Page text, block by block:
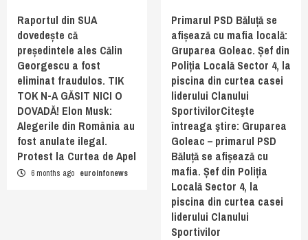
Raportul din SUA
dovedește că
președintele ales Călin
Georgescu a fost
eliminat fraudulos. TIK
TOK N-A GĂSIT NICI O
DOVADĂ! Elon Musk:
Alegerile din România au
fost anulate ilegal.
Protest la Curtea de Apel
6 months ago euroinfonews
Primarul PSD Băluță se
afișează cu mafia locală:
Gruparea Goleac. Șef din
Poliția Locală Sector 4, la
piscina din curtea casei
liderului Clanului
SportivilorCiteşte
întreaga ştire: Gruparea
Goleac – primarul PSD
Băluță se afișează cu
mafia. Șef din Poliția
Locală Sector 4, la
piscina din curtea casei
liderului Clanului
Sportivilor